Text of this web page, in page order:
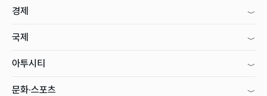
경제
국제
아투시티
문화·스포츠